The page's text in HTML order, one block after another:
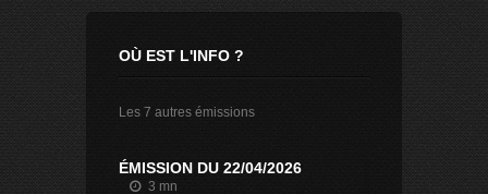
OÙ EST L'INFO ?
Les 7 autres émissions
ÉMISSION DU 22/04/2026
3 mn